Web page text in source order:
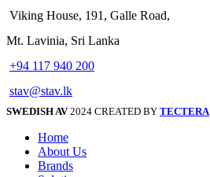
Viking House, 191, Galle Road,
Mt. Lavinia, Sri Lanka
+94 117 940 200
stav@stav.lk
SWEDISH AV 2024 CREATED BY TECTERA
Home
About Us
Brands